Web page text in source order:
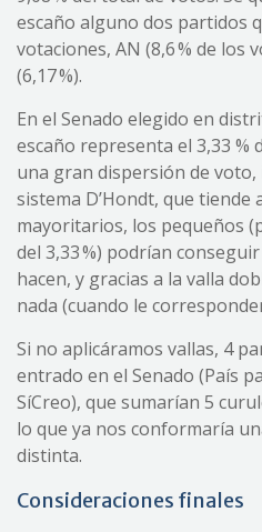
escaño alguno dos partidos
votaciones, AN (8,6 % de los
(6,17 %).
En el Senado elegido en
escaño representa el 3,33 %
una gran dispersión de voto,
sistema D’Hondt, que
mayoritarios, los pequeños
del 3,33 %) podrían
hacen, y gracias a la valla
nada (cuando le
Si no aplicáramos vallas, 4
entrado en el Senado (País
SíCreo), que sumarían 5
lo que ya nos conformaría
distinta.
Consideraciones finales